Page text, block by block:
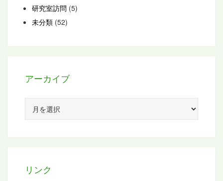
研究室訪問 (5)
未分類 (52)
アーカイブ
カ
リンク